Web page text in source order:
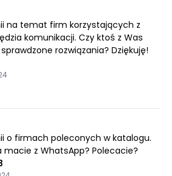
na temat firm korzystających z
komunikacji. Czy ktoś z Was
rozwiązania? Dziękuję!
o firmach poleconych w katalogu.
macie z WhatsApp? Polecacie?